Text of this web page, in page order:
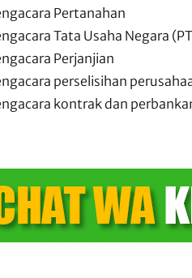
Pertanahan
Tata Usaha Negara
Perjanjian
perselisihan
kontrak dan